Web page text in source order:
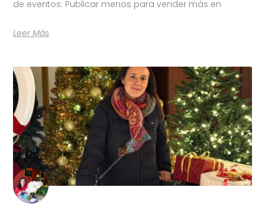
de eventos: Publicar menos para vender más en
Leer Más